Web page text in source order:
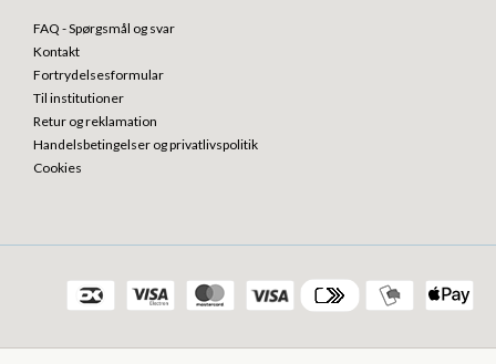
FAQ - Spørgsmål og svar
Kontakt
Fortrydelsesformular
Til institutioner
Retur og reklamation
Handelsbetingelser og privatlivspolitik
Cookies